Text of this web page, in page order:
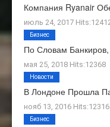
Компания Ryanair
июль 24, 2017
По Словам
мая 25, 2018 Hits:12368
Бизнес
В Лондоне Прошла
нояб 13, 2016 Hits:12316
Новости
Бизнес